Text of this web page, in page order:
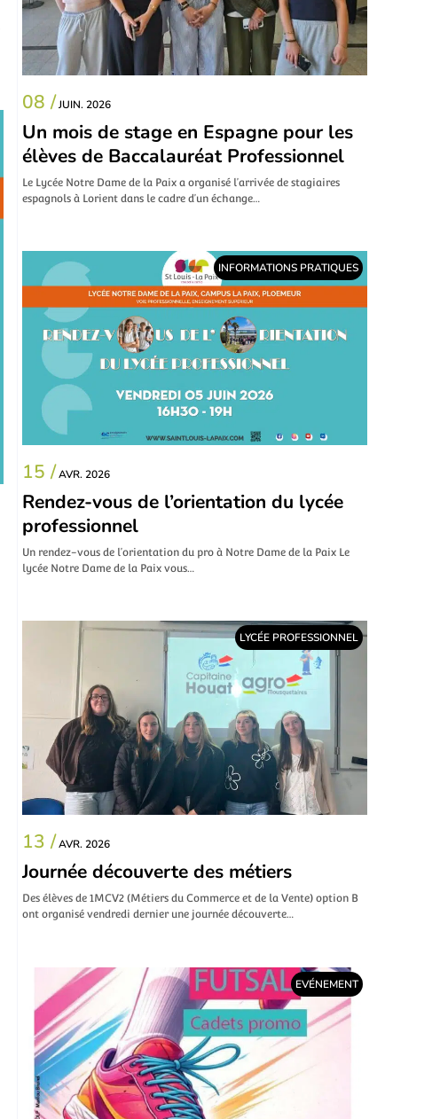
08 /JUIN. 2026
Un mois de stage en Espagne pour les
élèves de Baccalauréat Professionnel
Le Lycée Notre Dame de la Paix a organisé l’arrivée de stagiaires
espagnols à Lorient dans le cadre d’un échange…
INFORMATIONS PRATIQUES
15 /AVR. 2026
Rendez-vous de l’orientation du lycée
professionnel
Un rendez-vous de l’orientation du pro à Notre Dame de la Paix Le
lycée Notre Dame de la Paix vous…
LYCÉE PROFESSIONNEL
13 /AVR. 2026
Journée découverte des métiers
Des élèves de 1MCV2 (Métiers du Commerce et de la Vente) option B
ont organisé vendredi dernier une journée découverte…
EVÉNEMENT